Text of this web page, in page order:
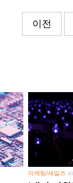
이전
마케팅/세일즈